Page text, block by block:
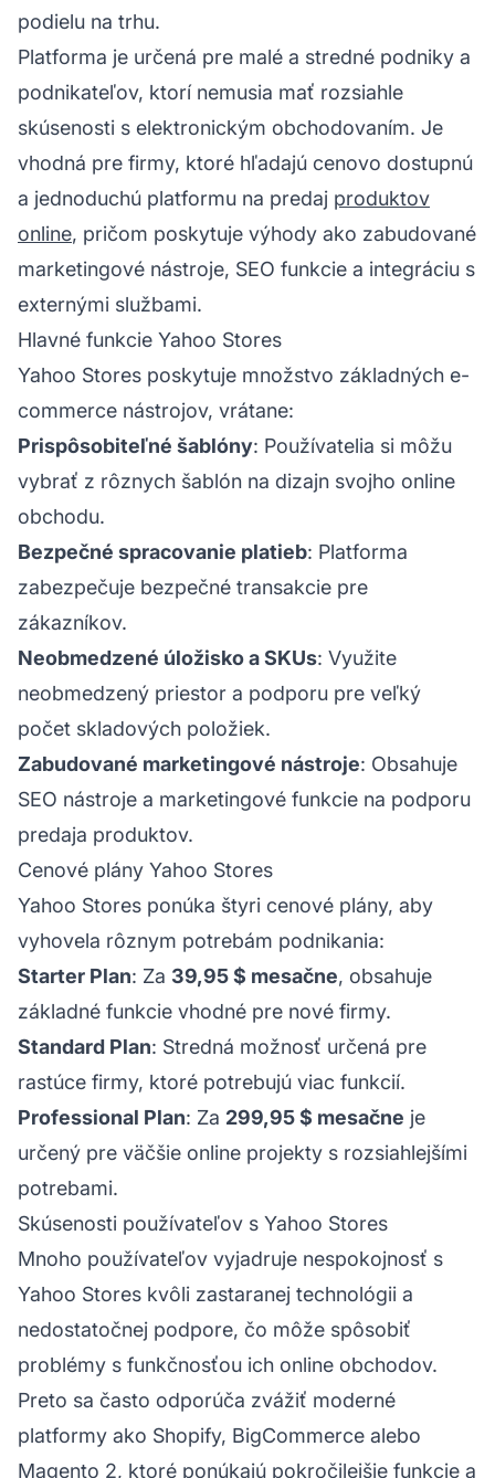
podielu na trhu.
Platforma je určená pre malé a stredné podniky a
podnikateľov, ktorí nemusia mať rozsiahle
skúsenosti s elektronickým obchodovaním. Je
vhodná pre firmy, ktoré hľadajú cenovo dostupnú
a jednoduchú platformu na predaj produktov
online, pričom poskytuje výhody ako zabudované
marketingové nástroje, SEO funkcie a integráciu s
externými službami.
Hlavné funkcie Yahoo Stores
Yahoo Stores poskytuje množstvo základných e-
commerce nástrojov, vrátane:
Prispôsobiteľné šablóny: Používatelia si môžu
vybrať z rôznych šablón na dizajn svojho online
obchodu.
Bezpečné spracovanie platieb: Platforma
zabezpečuje bezpečné transakcie pre
zákazníkov.
Neobmedzené úložisko a SKUs: Využite
neobmedzený priestor a podporu pre veľký
počet skladových položiek.
Zabudované marketingové nástroje: Obsahuje
SEO nástroje a marketingové funkcie na podporu
predaja produktov.
Cenové plány Yahoo Stores
Yahoo Stores ponúka štyri cenové plány, aby
vyhovela rôznym potrebám podnikania:
Starter Plan: Za 39,95 $ mesačne, obsahuje
základné funkcie vhodné pre nové firmy.
Standard Plan: Stredná možnosť určená pre
rastúce firmy, ktoré potrebujú viac funkcií.
Professional Plan: Za 299,95 $ mesačne je
určený pre väčšie online projekty s rozsiahlejšími
potrebami.
Skúsenosti používateľov s Yahoo Stores
Mnoho používateľov vyjadruje nespokojnosť s
Yahoo Stores kvôli zastaranej technológii a
nedostatočnej podpore, čo môže spôsobiť
problémy s funkčnosťou ich online obchodov.
Preto sa často odporúča zvážiť moderné
platformy ako Shopify, BigCommerce alebo
Magento 2, ktoré ponúkajú pokročilejšie funkcie a